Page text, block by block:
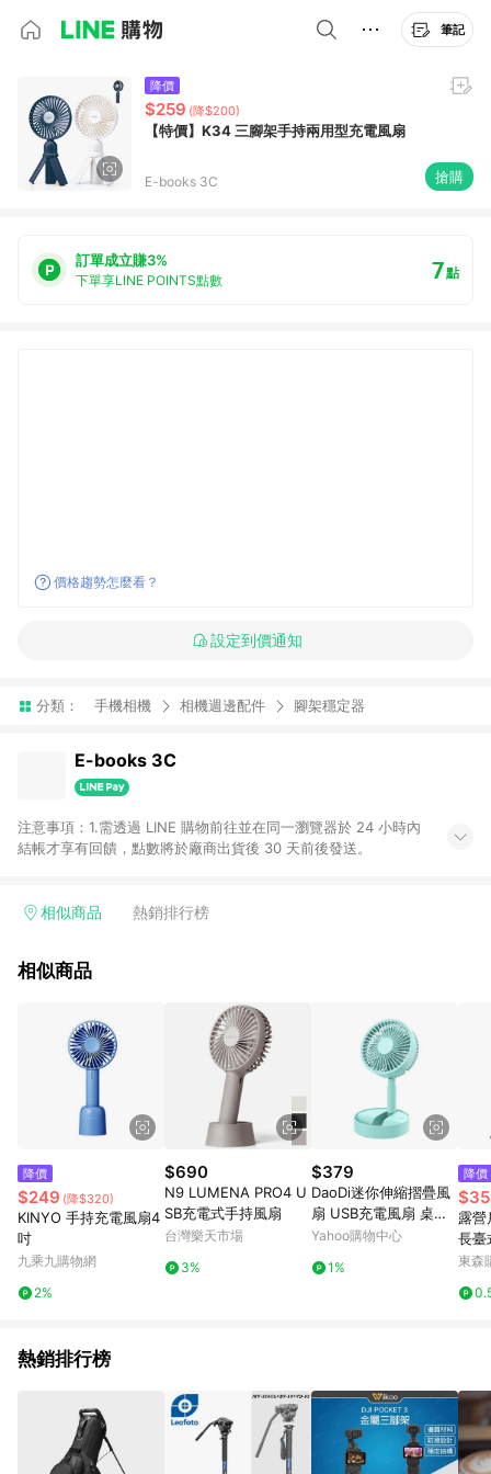
筆記
降價
$259 (降$200)
【特價】K34 三腳架手持兩用型充電風扇
E-books 3C 搶購
訂單成立賺3%
下單享LINE POINTS點數 7點
價格趨勢怎麼看？
設定到價通知
分類： 手機相機 相機週邊配件 腳架穩定器
E-books 3C
注意事項：1.需透過 LINE 購物前往並在同一瀏覽器於 24 小時內
結帳才享有回饋，點數將於廠商出貨後 30 天前後發送。
相似商品 熱銷排行榜
相似商品
降價
$249 (降$320)
KINYO 手持充電風扇4
吋
九乘九購物網
2%
$690
N9 LUMENA PRO4 U
SB充電式手持風扇
台灣樂天市場
3%
$379
DaoDi迷你伸縮摺疊風
扇 USB充電風扇 桌上
型風扇
Yahoo購物中心
1%
降價
露營
長臺
掛立
東森
熱銷排行榜